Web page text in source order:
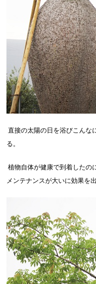
直接の太陽の日を浴びこんな
る。
植物自体が健康で到着したの
メンテナンスが大いに効果を